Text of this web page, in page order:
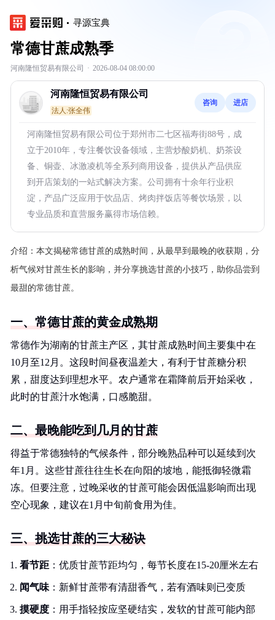
寻源宝典
常德甘蔗成熟季
河南隆恒贸易有限公司 · 2026-08-04 08:00:00
河南隆恒贸易有限公司
法人:张全伟
咨询 进店
河南隆恒贸易有限公司位于郑州市二七区福寿街88号，成
立于2010年，专注餐饮设备领域，主营炒酸奶机、奶茶设
备、铜壶、冰激凌机等全系列商用设备，提供从产品供应
到开店策划的一站式解决方案。公司拥有十余年行业积
淀，产品广泛应用于饮品店、烤肉拌饭店等餐饮场景，以
专业品质和直营服务赢得市场信赖。
介绍： 本文揭秘常德甘蔗的成熟时间，从最早到最晚的收获期，分
析气候对甘蔗生长的影响，并分享挑选甘蔗的小技巧，助你品尝到
最甜的常德甘蔗。
一、常德甘蔗的黄金成熟期
常德作为湖南的甘蔗主产区，其甘蔗成熟时间主要集中在
10月至12月。这段时间昼夜温差大，有利于甘蔗糖分积
累，甜度达到理想水平。农户通常在霜降前后开始采收，
此时的甘蔗汁水饱满，口感脆甜。
二、最晚能吃到几月的甘蔗
得益于常德独特的气候条件，部分晚熟品种可以延续到次
年1月。这些甘蔗往往生长在向阳的坡地，能抵御轻微霜
冻。但要注意，过晚采收的甘蔗可能会因低温影响而出现
空心现象，建议在1月中旬前食用为佳。
三、挑选甘蔗的三大秘诀
看节距 ：优质甘蔗节距均匀，每节长度在15-20厘米左右
闻气味 ：新鲜甘蔗带有清甜香气，若有酒味则已变质
摸硬度 ：用手指轻按应坚硬结实，发软的甘蔗可能内部